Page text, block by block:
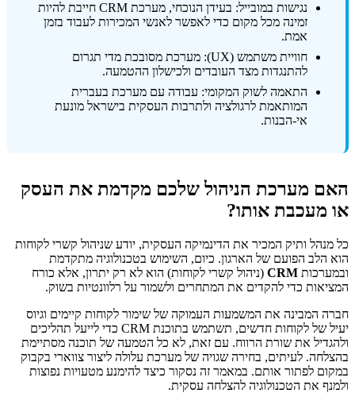
נגישות במובייל: בעידן הנוכחי, מערכת CRM חייבת להיות
זמינה מכל מקום כדי לאפשר לאנשי המכירות לעבוד בזמן
אמת.
חוויית משתמש (UX): מערכת מסובכת מדי תגרום
להתנגדות מצד העובדים ולכישלון ההטמעה.
התאמה לשוק המקומי: עבודה עם מערכת בעברית
המותאמת לרגולציה ולתרבות העסקית בישראל מונעת
אי-הבנות.
האם מערכת הניהול שלכם מקדמת את העסק
או מעכבת אותו?
כל מנהל ותיק המכיר את הדינמיקה העסקית, יודע שניהול קשרי לקוחות
הוא הלב הפועם של הארגון. כיום, השימוש בטכנולוגיה מתקדמת
ובמערכות CRM (ניהול קשרי לקוחות) הוא לא רק יתרון, אלא כורח
המציאות כדי להקדים את המתחרים ולשמור על רלוונטיות בשוק.
חברה המבינה את המשמעות העמוקה של שימור לקוחות קיימים וגיוס
יעיל של לקוחות חדשים, תשתמש בתוכנת CRM כדי לייעל תהליכים
ולהגדיל את שורת הרווח. עם זאת, לא כל הטמעה של תוכנה מסתיימת
בהצלחה. לעיתים, בחירה שגויה של מערכת עלולה ליצור צווארי בקבוק
במקום לפתור אותם. במאמר זה נסקור כיצד להימנע מטעויות נפוצות
ולמנף את הטכנולוגיה להצלחה עסקית.